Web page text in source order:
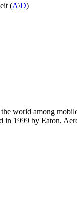
(A\D)
world among
in 1999 by Eaton,